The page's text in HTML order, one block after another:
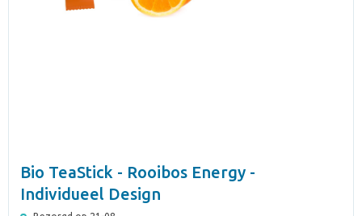
Bio TeaStick - Rooibos Energy -
Individueel Design